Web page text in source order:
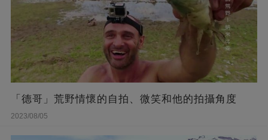
「德哥」荒野情懷的自拍、微笑和他的拍攝角度
2023/08/05